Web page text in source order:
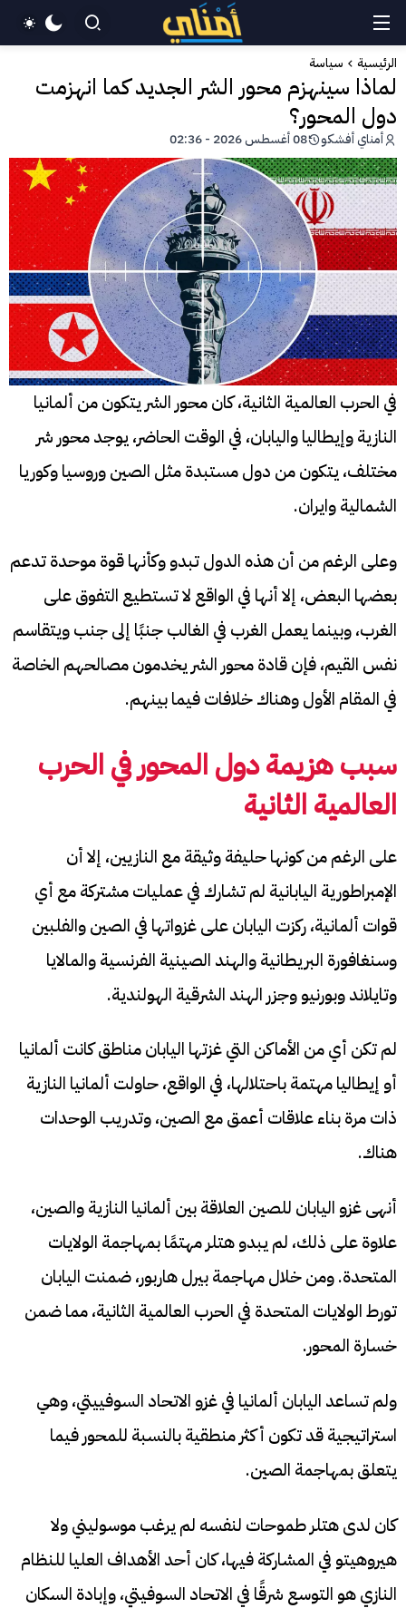
الرئيسية سياسة
لماذا سينهزم محور الشر الجديد كما انهزمت
دول المحور؟
أمناي أفشكو 08 أغسطس 2026 - 02:36
في الحرب العالمية الثانية، كان محور الشر يتكون من ألمانيا
النازية وإيطاليا واليابان، في الوقت الحاضر، يوجد محور شر
مختلف، يتكون من دول مستبدة مثل الصين وروسيا وكوريا
الشمالية وايران.
وعلى الرغم من أن هذه الدول تبدو وكأنها قوة موحدة تدعم
بعضها البعض، إلا أنها في الواقع لا تستطيع التفوق على
الغرب، وبينما يعمل الغرب في الغالب جنبًا إلى جنب ويتقاسم
نفس القيم، فإن قادة محور الشر يخدمون مصالحهم الخاصة
في المقام الأول وهناك خلافات فيما بينهم.
سبب هزيمة دول المحور في الحرب
العالمية الثانية
على الرغم من كونها حليفة وثيقة مع النازيين، إلا أن
الإمبراطورية اليابانية لم تشارك في عمليات مشتركة مع أي
قوات ألمانية، ركزت اليابان على غزواتها في الصين والفلبين
وسنغافورة البريطانية والهند الصينية الفرنسية والمالايا
وتايلاند وبورنيو وجزر الهند الشرقية الهولندية.
لم تكن أي من الأماكن التي غزتها اليابان مناطق كانت ألمانيا
أو إيطاليا مهتمة باحتلالها، في الواقع، حاولت ألمانيا النازية
ذات مرة بناء علاقات أعمق مع الصين، وتدريب الوحدات
هناك.
أنهى غزو اليابان للصين العلاقة بين ألمانيا النازية والصين،
علاوة على ذلك، لم يبدو هتلر مهتمًا بمهاجمة الولايات
المتحدة. ومن خلال مهاجمة بيرل هاربور، ضمنت اليابان
تورط الولايات المتحدة في الحرب العالمية الثانية، مما ضمن
خسارة المحور.
ولم تساعد اليابان ألمانيا في غزو الاتحاد السوفييتي، وهي
استراتيجية قد تكون أكثر منطقية بالنسبة للمحور فيما
يتعلق بمهاجمة الصين.
كان لدى هتلر طموحات لنفسه لم يرغب موسوليني ولا
هيروهيتو في المشاركة فيها، كان أحد الأهداف العليا للنظام
النازي هو التوسع شرقًا في الاتحاد السوفيتي، وإبادة السكان